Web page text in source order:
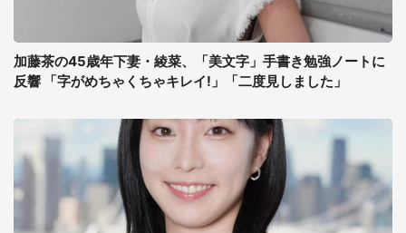
加藤茶の45歳年下妻・綾菜、「美文字」手書き勉強ノートに
反響 「字がめちゃくちゃキレイ!」「二度見しました」